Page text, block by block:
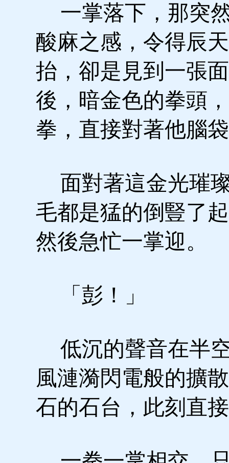
一掌落下，那突
酸麻之感，令得辰
抬，卻是見到一張
後，暗金色的拳頭
拳，直接對著他腦
面對著這金光璀
毛都是猛的倒豎了
然後急忙一掌迎。
「彭！」
低沉的聲音在半
風漣漪閃電般的擴
石的石台，此刻直